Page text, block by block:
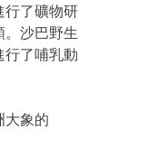
行了礦物研
。沙巴野生
行了哺乳動
大象的